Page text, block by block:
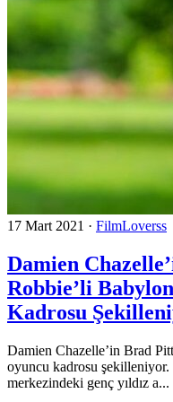
17 Mart 2021 · FilmLoverss
Damien
Robbie’li
Kadrosu
Damien Chazelle’in Brad
oyuncu kadrosu
merkezindeki genç yıldız a...